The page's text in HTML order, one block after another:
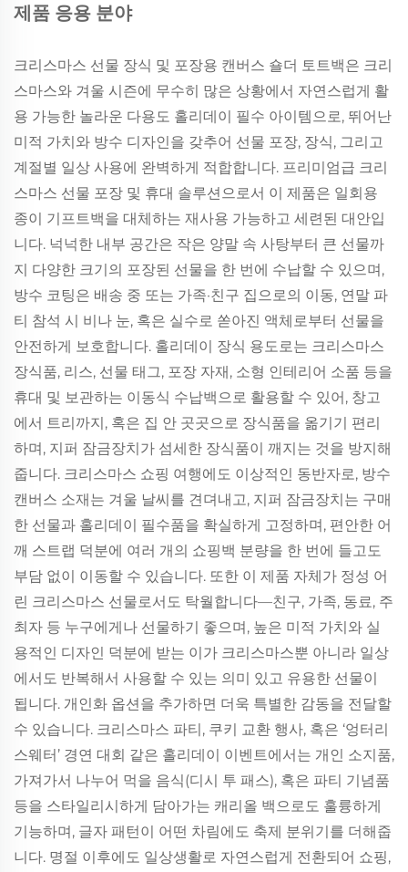
제품 응용 분야
크리스마스 선물 장식 및 포장용 캔버스 숄더 토트백은 크리
스마스와 겨울 시즌에 무수히 많은 상황에서 자연스럽게 활
용 가능한 놀라운 다용도 홀리데이 필수 아이템으로, 뛰어난
미적 가치와 방수 디자인을 갖추어 선물 포장, 장식, 그리고
계절별 일상 사용에 완벽하게 적합합니다. 프리미엄급 크리
스마스 선물 포장 및 휴대 솔루션으로서 이 제품은 일회용
종이 기프트백을 대체하는 재사용 가능하고 세련된 대안입
니다. 넉넉한 내부 공간은 작은 양말 속 사탕부터 큰 선물까
지 다양한 크기의 포장된 선물을 한 번에 수납할 수 있으며,
방수 코팅은 배송 중 또는 가족·친구 집으로의 이동, 연말 파
티 참석 시 비나 눈, 혹은 실수로 쏟아진 액체로부터 선물을
안전하게 보호합니다. 홀리데이 장식 용도로는 크리스마스
장식품, 리스, 선물 태그, 포장 자재, 소형 인테리어 소품 등을
휴대 및 보관하는 이동식 수납백으로 활용할 수 있어, 창고
에서 트리까지, 혹은 집 안 곳곳으로 장식품을 옮기기 편리
하며, 지퍼 잠금장치가 섬세한 장식품이 깨지는 것을 방지해
줍니다. 크리스마스 쇼핑 여행에도 이상적인 동반자로, 방수
캔버스 소재는 겨울 날씨를 견뎌내고, 지퍼 잠금장치는 구매
한 선물과 홀리데이 필수품을 확실하게 고정하며, 편안한 어
깨 스트랩 덕분에 여러 개의 쇼핑백 분량을 한 번에 들고도
부담 없이 이동할 수 있습니다. 또한 이 제품 자체가 정성 어
린 크리스마스 선물로서도 탁월합니다—친구, 가족, 동료, 주
최자 등 누구에게나 선물하기 좋으며, 높은 미적 가치와 실
용적인 디자인 덕분에 받는 이가 크리스마스뿐 아니라 일상
에서도 반복해서 사용할 수 있는 의미 있고 유용한 선물이
됩니다. 개인화 옵션을 추가하면 더욱 특별한 감동을 전달할
수 있습니다. 크리스마스 파티, 쿠키 교환 행사, 혹은 ‘엉터리
스웨터’ 경연 대회 같은 홀리데이 이벤트에서는 개인 소지품,
가져가서 나누어 먹을 음식(디시 투 패스), 혹은 파티 기념품
등을 스타일리시하게 담아가는 캐리올 백으로도 훌륭하게
기능하며, 글자 패턴이 어떤 차림에도 축제 분위기를 더해줍
니다. 명절 이후에도 일상생활로 자연스럽게 전환되어 쇼핑,